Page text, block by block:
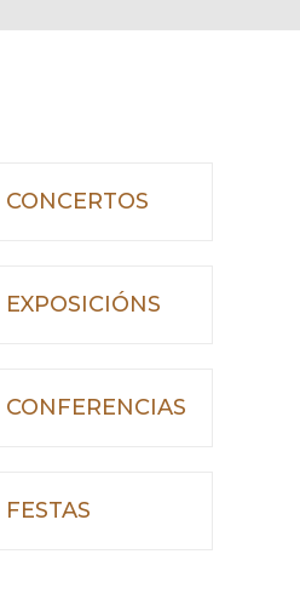
CONCERTOS
EXPOSICIÓNS
CONFERENCIAS
FESTAS